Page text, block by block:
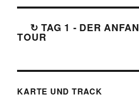
↻ TAG 1 - DER
TOUR
KARTE UND TRACK